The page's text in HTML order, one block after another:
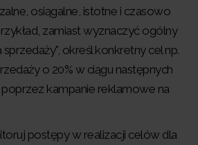
osiągalne, istotne i czasowo
zamiast wyznaczyć ogólny
sprzedaży", określ konkretny cel np.
o 20% w ciągu następnych
kampanie reklamowe na
postępy w realizacji celów dla